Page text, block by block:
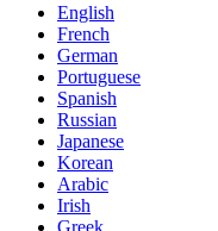
English
French
German
Portuguese
Spanish
Russian
Japanese
Korean
Arabic
Irish
Greek